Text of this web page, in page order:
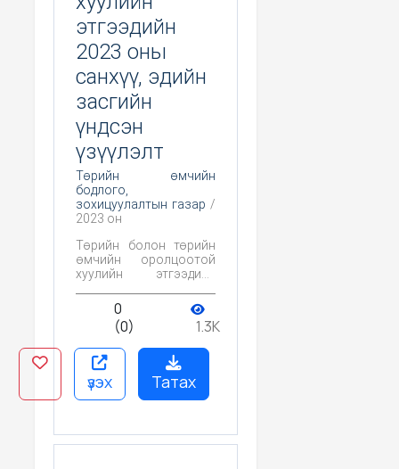
этгээдийн
2023 оны
санхүү, эдийн
засгийн
үндсэн
үзүүлэлт
Төрийн өмчийн
бодлого,
зохицуулалтын газар /
2023 он
Төрийн болон төрийн
өмчийн оролцоотой
хуулийн этгээдийн
засгийн үндсэн
үзүүлэлт
0
(0)
1.3K
үзэх Татах